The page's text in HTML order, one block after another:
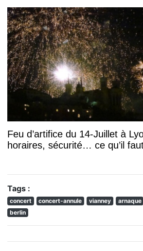
Feu d’artifice du 14-Juillet à
horaires, sécurité… ce qu’il
Tags :
concert concert-annule vianney arnaque
berlin